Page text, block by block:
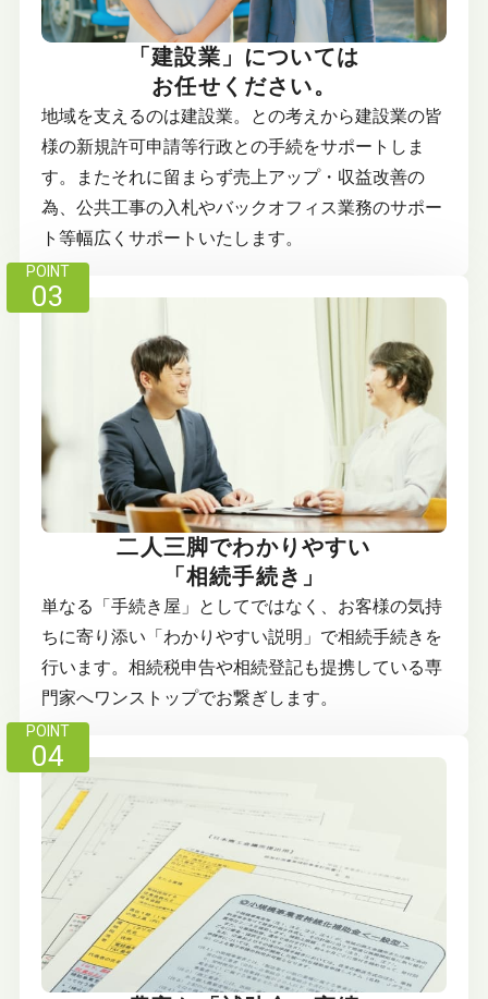
「建設業」については
お任せください。
地域を支えるのは建設業。との考えから建設業の皆
様の新規許可申請等行政との手続をサポートしま
す。またそれに留まらず売上アップ・収益改善の
為、公共工事の入札やバックオフィス業務のサポー
ト等幅広くサポートいたします。
POINT
03
二人三脚でわかりやすい
「相続手続き」
単なる「手続き屋」としてではなく、お客様の気持
ちに寄り添い「わかりやすい説明」で相続手続きを
行います。相続税申告や相続登記も提携している専
門家へワンストップでお繋ぎします。
POINT
04